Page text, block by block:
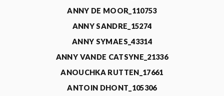
ANNY DE MOOR_110753
ANNY SANDRE_15274
ANNY SYMAES_43314
ANNY VANDE CATSYNE_21336
ANOUCHKA RUTTEN_17661
ANTOIN DHONT_105306